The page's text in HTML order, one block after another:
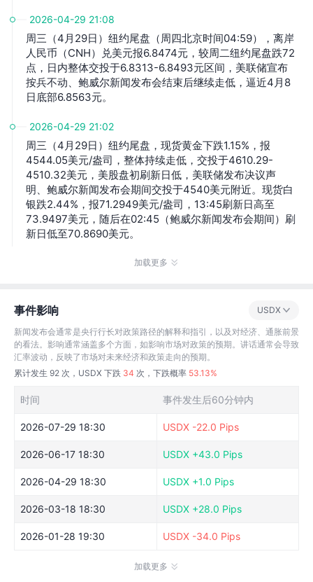
2026-04-29 21:08
周三（4月29日）纽约尾盘（周四北京时间04:59），离岸
人民币（CNH）兑美元报6.8474元，较周二纽约尾盘跌72
点，日内整体交投于6.8313-6.8493元区间，美联储宣布
按兵不动、鲍威尔新闻发布会结束后继续走低，逼近4月8
日底部6.8563元。
2026-04-29 21:02
周三（4月29日）纽约尾盘，现货黄金下跌1.15%，报
4544.05美元/盎司，整体持续走低，交投于4610.29-
4510.32美元，美股盘初刷新日低，美联储发布决议声
明、鲍威尔新闻发布会期间交投于4540美元附近。现货白
银跌2.44%，报71.2949美元/盎司，13:45刷新日高至
73.9497美元，随后在02:45（鲍威尔新闻发布会期间）刷
新日低至70.8690美元。
加载更多
事件影响 USDX
新闻发布会通常是央行行长对政策路径的解释和指引，以及对经济、通胀前景
的看法。影响通常涵盖多个方面，如影响市场对政策的预期。讲话通常会导致
汇率波动，反映了市场对未来经济和政策走向的预期。
累计发生 92 次，USDX 下跌 34 次，下跌概率 53.13%
时间 事件发生后60分钟内
2026-07-29 18:30 USDX -22.0 Pips
2026-06-17 18:30 USDX +43.0 Pips
2026-04-29 18:30 USDX +1.0 Pips
2026-03-18 18:30 USDX +28.0 Pips
2026-01-28 19:30 USDX -34.0 Pips
加载更多